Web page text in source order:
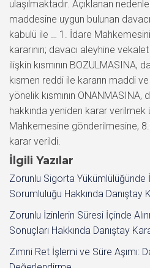
ulaşılmaktadır. Açıklanan
maddesine uygun bulunan
kabulü ile … 1. İdare
kararının; davacı aleyhine
ilişkin kısmının BOZULMASINA,
kısmen reddi ile kararın maddi
yönelik kısmının ONANMASINA,
hakkında yeniden karar verilmek
Mahkemesine gönderilmesine,
karar verildi.
İlgili Yazılar
Zorunlu Sigorta Yükümlülüğünde
Sorumluluğu Hakkında Danıştay
Zorunlu İzinlerin Süresi İçinde
Sonuçları Hakkında Danıştay
Zımni Ret İşlemi ve Süre Aşımı: